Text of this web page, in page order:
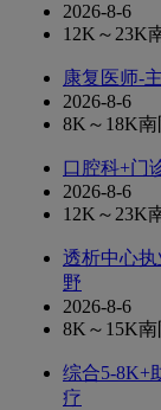
2026-8-6
12K～23K
康复医师-
2026-8-6
8K～18K南
口腔科+门
2026-8-6
12K～23K
透析中心
野
2026-8-6
8K～15K南
综合5-8K+
疗